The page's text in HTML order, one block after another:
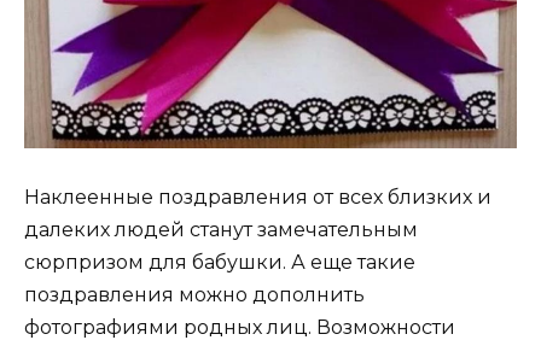
Наклеенные поздравления от всех близких и
далеких людей станут замечательным
сюрпризом для бабушки. А еще такие
поздравления можно дополнить
фотографиями родных лиц. Возможности